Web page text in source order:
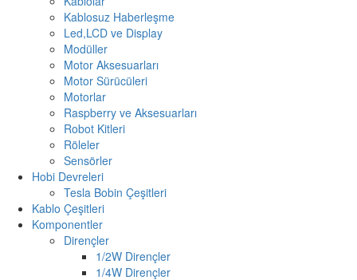
Kablosuz Haberleşme
Led,LCD ve Display
Modüller
Motor Aksesuarları
Motor Sürücüleri
Motorlar
Raspberry ve Aksesuarları
Robot Kitleri
Röleler
Sensörler
Hobi Devreleri
Tesla Bobin Çeşitleri
Kablo Çeşitleri
Komponentler
Dirençler
1/2W Dirençler
1/4W Dirençler